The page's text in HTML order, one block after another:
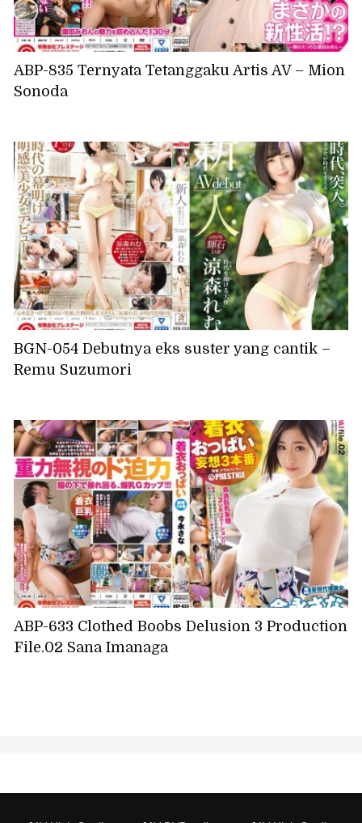
ABP-835 Ternyata Tetanggaku Artis AV – Mion
Sonoda
BGN-054 Debutnya eks suster yang cantik –
Remu Suzumori
ABP-633 Clothed Boobs Delusion 3 Production
File.02 Sana Imanaga